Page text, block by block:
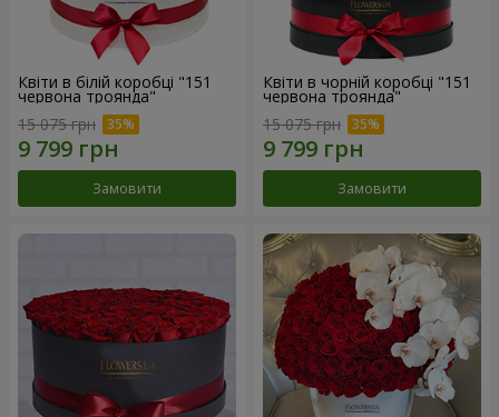
Квіти в білій коробці "151
червона троянда"
15 075 грн
Замовити
Квіти в чорній коробці "151
червона троянда"
15 075 грн
Замовити